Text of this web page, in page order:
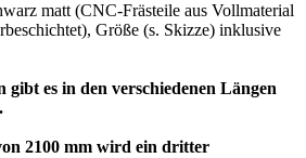
matt (CNC-Frästeile aus Vollmaterial
Größe (s. Skizze) inklusive
gibt es in den verschiedenen Längen
2100 mm wird ein dritter